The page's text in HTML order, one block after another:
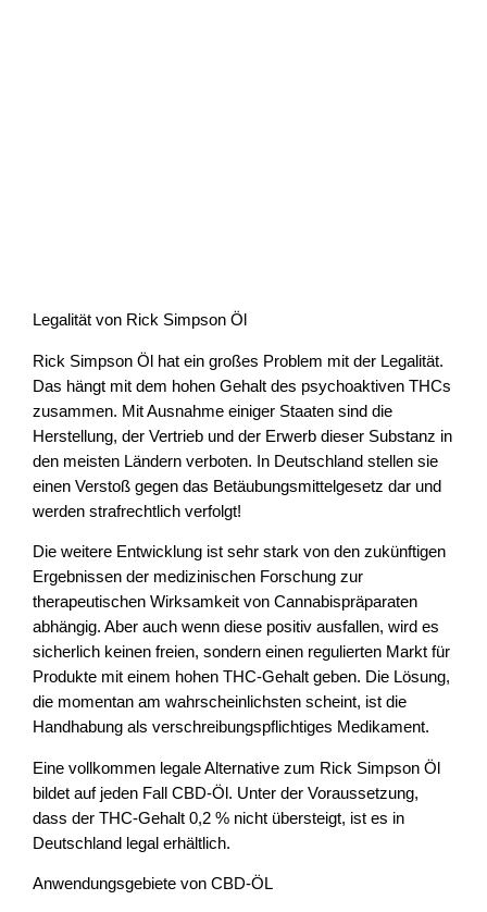
Legalität von Rick Simpson Öl
Rick Simpson Öl hat ein großes Problem mit der Legalität.
Das hängt mit dem hohen Gehalt des psychoaktiven THCs
zusammen. Mit Ausnahme einiger Staaten sind die
Herstellung, der Vertrieb und der Erwerb dieser Substanz in
den meisten Ländern verboten. In Deutschland stellen sie
einen Verstoß gegen das Betäubungsmittelgesetz dar und
werden strafrechtlich verfolgt!
Die weitere Entwicklung ist sehr stark von den zukünftigen
Ergebnissen der medizinischen Forschung zur
therapeutischen Wirksamkeit von Cannabispräparaten
abhängig. Aber auch wenn diese positiv ausfallen, wird es
sicherlich keinen freien, sondern einen regulierten Markt für
Produkte mit einem hohen THC-Gehalt geben. Die Lösung,
die momentan am wahrscheinlichsten scheint, ist die
Handhabung als verschreibungspflichtiges Medikament.
Eine vollkommen legale Alternative zum Rick Simpson Öl
bildet auf jeden Fall CBD-Öl. Unter der Voraussetzung,
dass der THC-Gehalt 0,2 % nicht übersteigt, ist es in
Deutschland legal erhältlich.
Anwendungsgebiete von CBD-ÖL